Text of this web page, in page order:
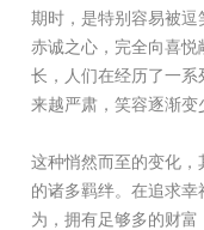
期时，是特别容易被
赤诚之心，完全向喜
长，人们在经历了一
来越严肃，笑容逐渐变
这种悄然而至的变化，
的诸多羁绊。在追求
为，拥有足够多的财